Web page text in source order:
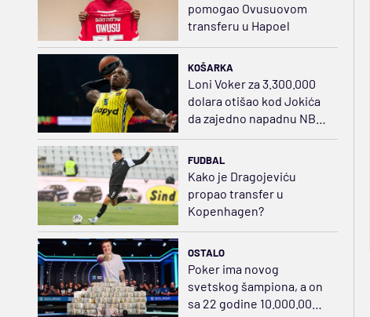
pomogao Ovusuovom
transferu u Hapoel
KOŠARKA
Loni Voker za 3.300.000
dolara otišao kod Jokića
da zajedno napadnu NBA
ligu
FUDBAL
Kako je Dragojeviću
propao transfer u
Kopenhagen?
OSTALO
Poker ima novog
svetskog šampiona, a on
sa 22 godine 10.000.000